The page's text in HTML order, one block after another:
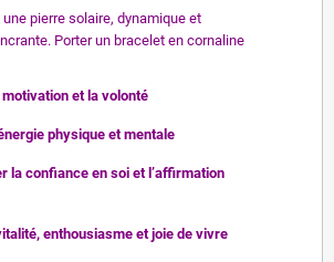
pierre solaire, dynamique et
Porter un bracelet en cornaline
et la volonté
physique et mentale
la confiance en soi et l’affirmation
enthousiasme et joie de vivre